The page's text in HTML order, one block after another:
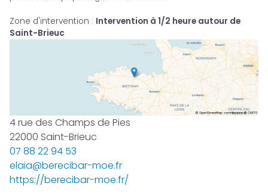
Zone d'intervention : Intervention à 1/2 heure autour de
Saint-Brieuc
4 rue des Champs de Pies
22000 Saint-Brieuc
07 88 22 94 53
elaia@berecibar-moe.fr
https://berecibar-moe.fr/